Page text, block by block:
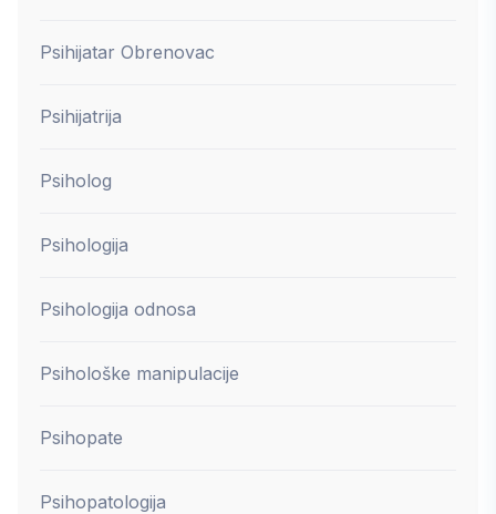
Psihijatar Obrenovac
Psihijatrija
Psiholog
Psihologija
Psihologija odnosa
Psihološke manipulacije
Psihopate
Psihopatologija